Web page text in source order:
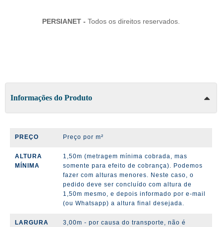
PERSIANET - Todos os direitos reservados.
Informações do Produto
PREÇO Preço por m²
ALTURA
MÍNIMA
1,50m (metragem mínima cobrada, mas
somente para efeito de cobrança). Podemos
fazer com alturas menores. Neste caso, o
pedido deve ser concluído com altura de
1,50m mesmo, e depois informado por e-mail
(ou Whatsapp) a altura final desejada.
LARGURA
3,00m - por causa do transporte, não é